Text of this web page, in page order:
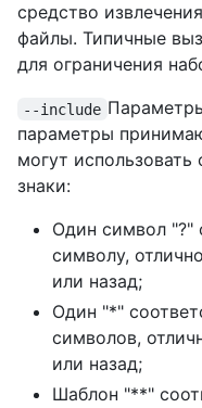
средство
файлы. Типичные
для ограничения
--include
параметры
могут
знаки:
Один символ "?"
символу,
или назад;
Один "*"
символов,
или назад;
Шаблон "**"